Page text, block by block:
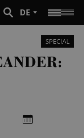
DE
SPECIAL